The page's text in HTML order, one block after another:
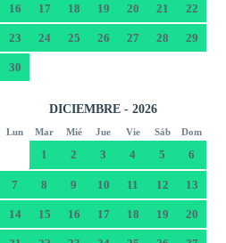
16 17 18 19 20 21 22
23 24 25 26 27 28 29
30
DICIEMBRE - 2026
Lun Mar Mié Jue Vie Sáb Dom
1 2 3 4 5 6
7 8 9 10 11 12 13
14 15 16 17 18 19 20